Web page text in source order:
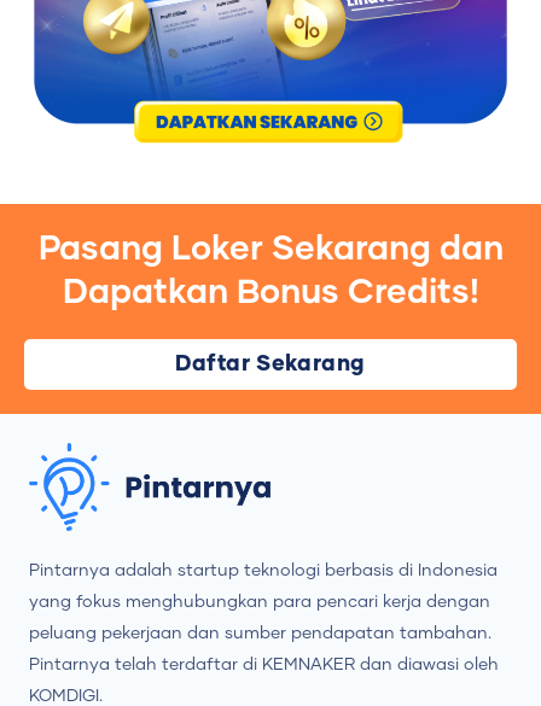
Pasang Loker Sekarang dan
Dapatkan Bonus Credits!
Daftar Sekarang
Pintarnya adalah startup teknologi berbasis di Indonesia
yang fokus menghubungkan para pencari kerja dengan
peluang pekerjaan dan sumber pendapatan tambahan.
Pintarnya telah terdaftar di KEMNAKER dan diawasi oleh
KOMDIGI.